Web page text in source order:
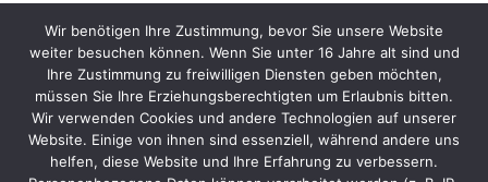
Wir benötigen Ihre Zustimmung, bevor Sie unsere Website
weiter besuchen können. Wenn Sie unter 16 Jahre alt sind und
Ihre Zustimmung zu freiwilligen Diensten geben möchten,
müssen Sie Ihre Erziehungsberechtigten um Erlaubnis bitten.
Wir verwenden Cookies und andere Technologien auf unserer
Website. Einige von ihnen sind essenziell, während andere uns
helfen, diese Website und Ihre Erfahrung zu verbessern.